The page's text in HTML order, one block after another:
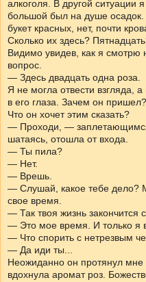
алкоголя. В другой
большой был на душе
букет красных, нет, почти
Сколько их здесь?
Видимо увидев, как я смотрю
вопрос.
— Здесь двадцать одна роза.
Я не могла отвести взгляда,
в его глаза. Зачем он
Что он хочет этим сказать?
— Проходи, —
шатаясь, отошла от входа.
— Ты пила?
— Нет.
— Врешь.
— Слушай, какое тебе дело?
свое время.
— Так твоя жизнь закончится
— Это мое время. И только я
— Что спорить с нетрезвым
— Да иди ты...
Неожиданно он протянул мне
вдохнула аромат роз.